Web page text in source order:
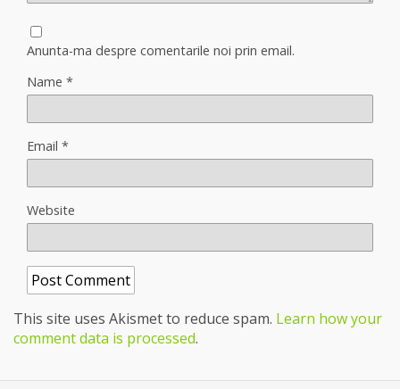
Anunta-ma despre comentarile noi prin email.
Name *
Email *
Website
This site uses Akismet to reduce spam. Learn how your
comment data is processed.